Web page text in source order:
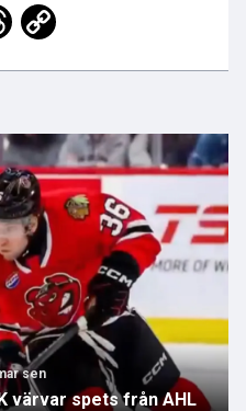
sen
värvar spets från AHL